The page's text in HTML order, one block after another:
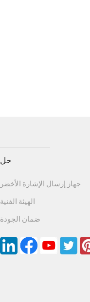
حل
جهاز إرسال الإشارة الأخضر
الهيئة الفنية
ضمان الجودة